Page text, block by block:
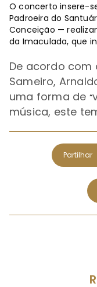
O concerto insere-
Padroeira do
Conceição —
da Imaculada, que
De acordo com
Sameiro,
uma forma de “
música, este
Partilhar